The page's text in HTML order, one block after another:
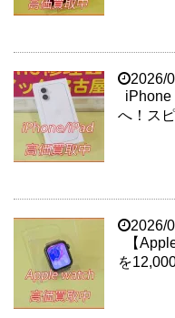
2026/
iPhone
へ！ス
2026/
【
を